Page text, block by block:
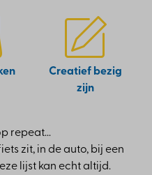
Creatief bezig
zijn
repeat...
zit, in de auto, bij een
lijst kan echt altijd.